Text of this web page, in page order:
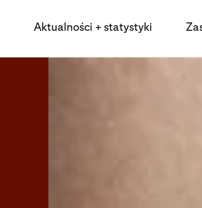
Aktualności + statystyki